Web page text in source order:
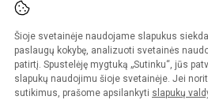
Šioje svetainėje naudojame slapukus
paslaugų kokybę, analizuoti svetainės
patirtį. Spustelėję mygtuką „Sutinku“, jūs
slapukų naudojimu šioje svetainėje. Jei
sutikimus, prašome apsilankyti slapukų
© 2023 Prienų "Žiburio" gimnazija.
Kopijuoti turinį be raštiško gimnazijos
Versija neįgaliesiems
Sumanus būdas atnaujinti